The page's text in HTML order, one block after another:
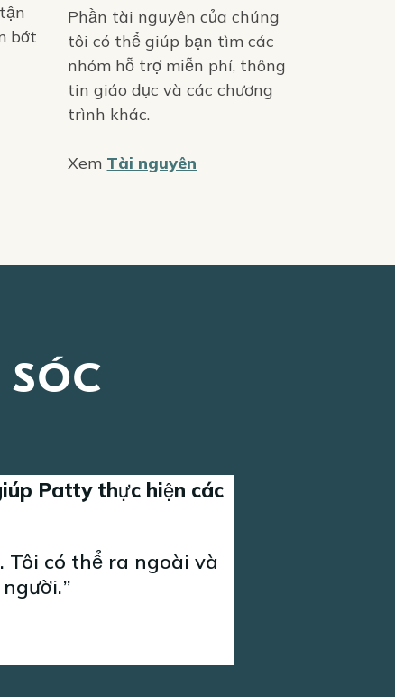
bớt
Phần tài nguyên của chúng
tôi có thể giúp bạn tìm các
nhóm hỗ trợ miễn phí, thông
tin giáo dục và các chương
trình khác.
Xem Tài nguyên
Patty thực hiện các
Tôi có thể ra ngoài và
người.